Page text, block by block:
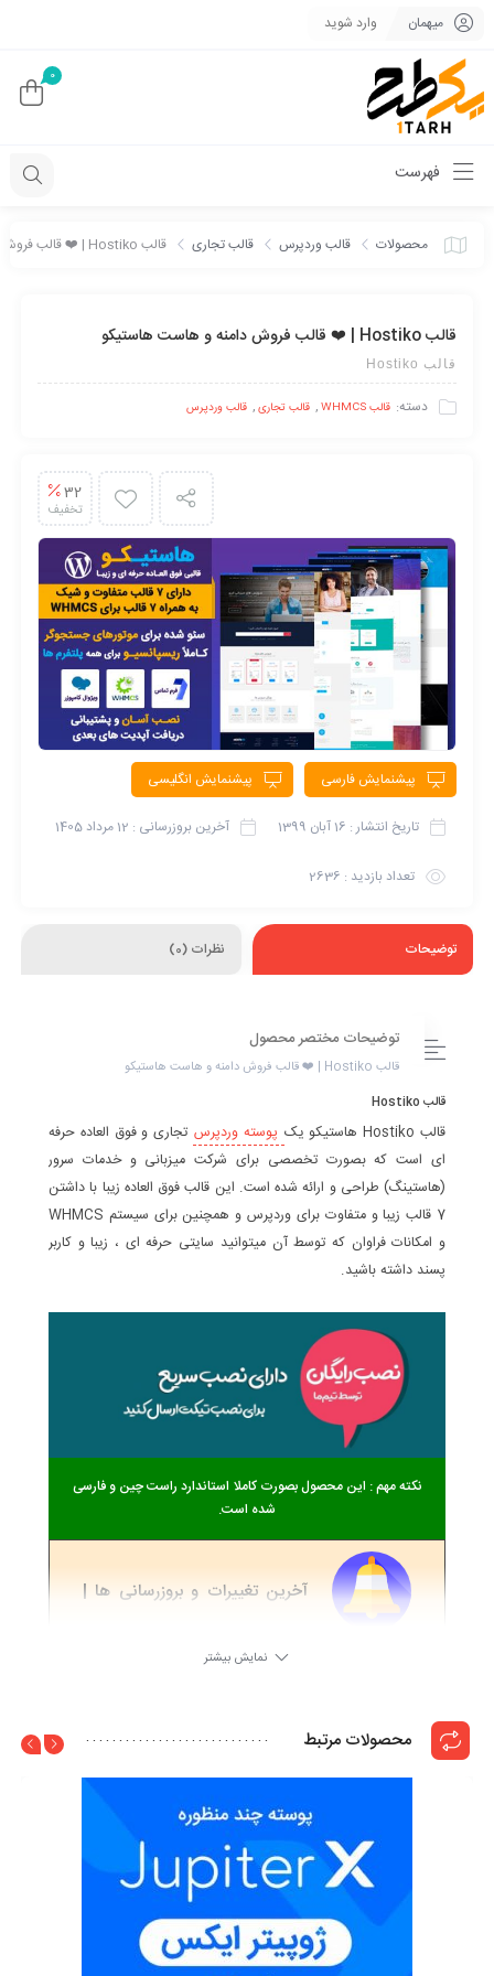
میهمان وارد شوید
0
فهرست
محصولات قالب وردپرس قالب تجاری قالب Hostiko | ❤️ قالب فروش دامنه و هاست هاستیکو
قالب Hostiko | ❤️ قالب فروش دامنه و هاست هاستیکو
قالب Hostiko
دسته: قالب WHMCS , قالب تجاری, قالب وردپرس
32
تخفیف
پیشنمایش فارسی پیشنمایش انگلیسی
تاریخ انتشار : 16 آبان 1399 آخرین بروزرسانی : 12 مرداد 1405
تعداد بازدید : 2636
توضیحات نظرات (0)
توضیحات مختصر محصول
قالب Hostiko | ❤️ قالب فروش دامنه و هاست هاستیکو
قالب Hostiko
قالب Hostiko هاستیکو یک پوسته وردپرس تجاری و فوق العاده حرفه
ای است که بصورت تخصصی برای شرکت میزبانی و خدمات سرور
(هاستینگ) طراحی و ارائه شده است. این قالب فوق العاده زیبا با داشتن
7 قالب زیبا و متفاوت برای وردپرس و همچنین برای سیستم WHMCS
و امکانات فراوان که توسط آن میتوانید سایتی حرفه ای ، زیبا و کاربر
پسند داشته باشید.
نکته مهم : این محصول بصورت کاملا استاندارد راست چین و فارسی
شده است.
آخرین تغییرات و بروزرسانی ها |
به نسخه جدید بروز شده است
به نسخه جدید بروز شده است
49.0.0 6 سال ago
به نسخه جدید بروز شده است
نمایش بیشتر
محصولات مرتبط